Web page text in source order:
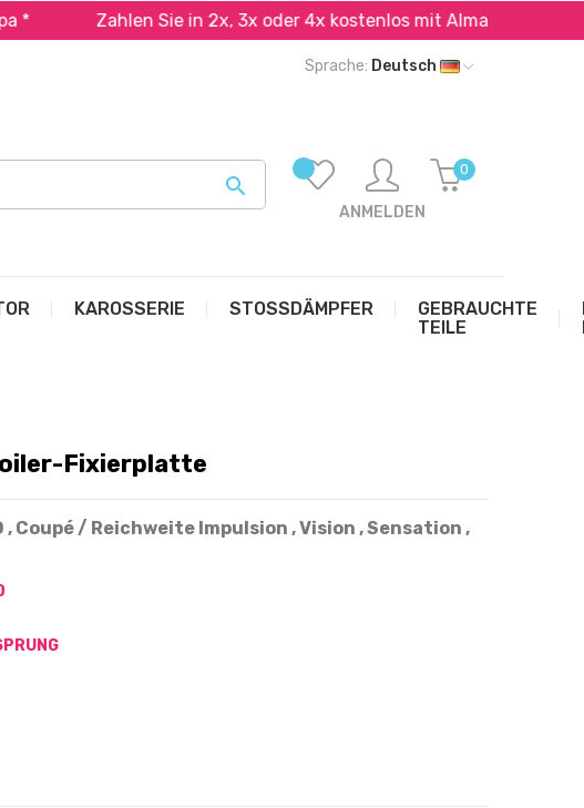
Zahlen Sie in 2x, 3x oder 4x kostenlos mit Alma und PayPal*
Sprache: Deutsch

ANMELDEN
0
KAROSSERIE STOSSDÄMPFER
GEBRAUCHTE
TEILE
Fixierplatte
, Coupé / Reichweite Impulsion , Vision , Sensation ,